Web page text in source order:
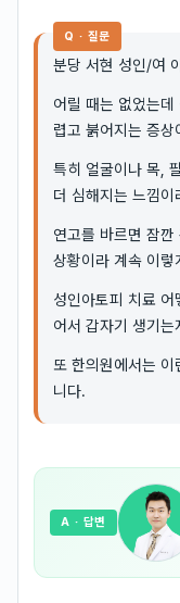
Q · 질문
분당 서현 성인/여
어릴 때는 없었는
렵고 붉어지는 증상
특히 얼굴이나 목,
더 심해지는 느낌
연고를 바르면 잠
상황이라 계속 이렇
성인아토피 치료
어서 갑자기 생기
또 한의원에서는
니다.
A · 답변